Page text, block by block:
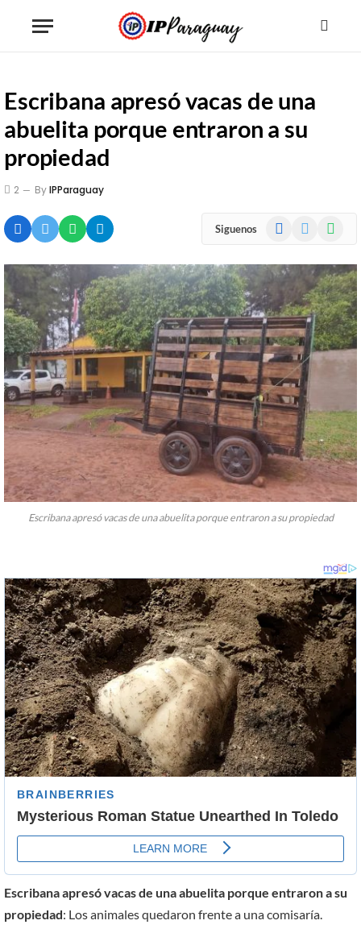
Escribana apresó vacas de una
abuelita porque entraron a su
propiedad
2 ByIPParaguay
Siguenos Facebook
Escribana apresó vacas de una abuelita porque entraron a su propiedad
Escribana apresó vacas de una abuelita porque entraron a su
propiedad: Los animales quedaron frente a una comisaría.